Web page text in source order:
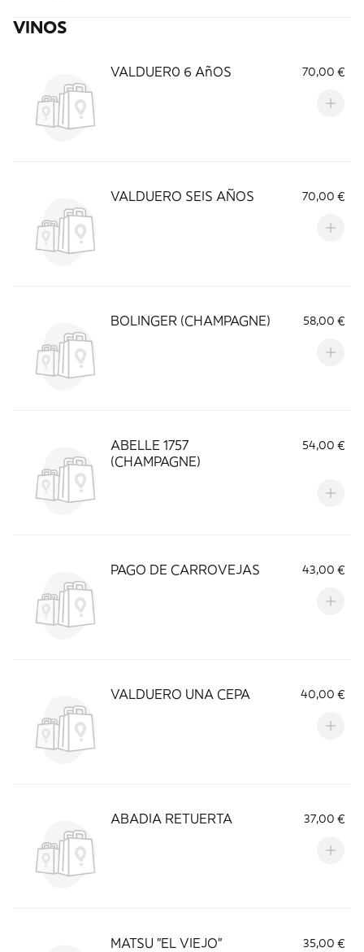
VINOS
VALDUER0 6 AñOS 70,00 €
VALDUERO SEIS AÑOS 70,00 €
BOLINGER (CHAMPAGNE) 58,00 €
ABELLE 1757
(CHAMPAGNE)
54,00 €
PAGO DE CARROVEJAS 43,00 €
VALDUERO UNA CEPA 40,00 €
ABADIA RETUERTA 37,00 €
MATSU "EL VIEJO" 35,00 €